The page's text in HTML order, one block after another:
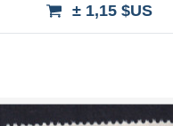
± 1,15 $US